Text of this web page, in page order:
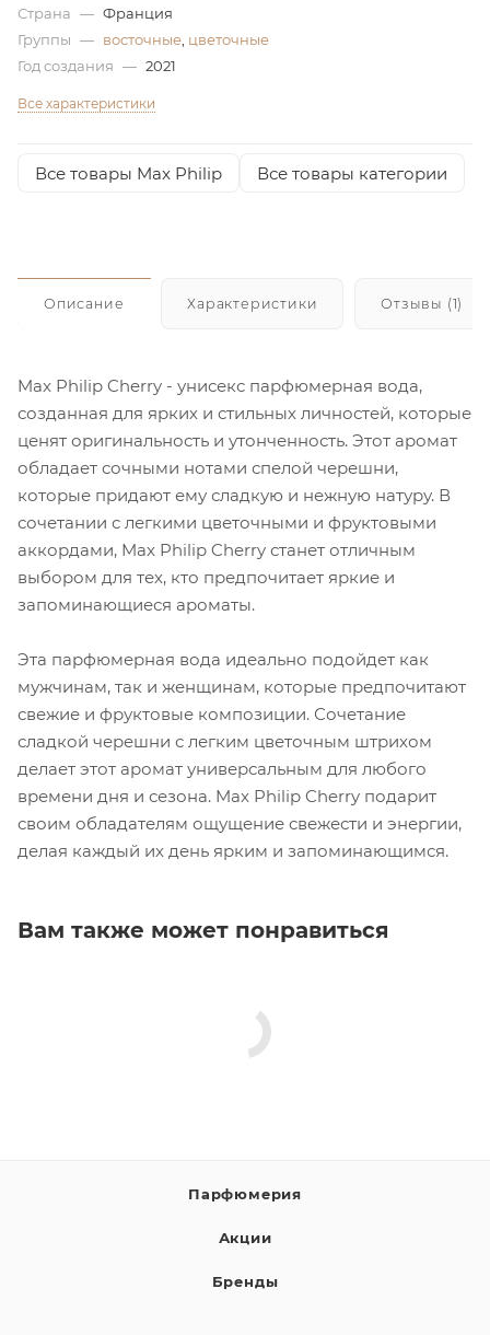
Страна — Франция
Группы — восточные цветочные
Год создания — 2021
Все характеристики
Все товары Max Philip Все товары категории
Описание Характеристики Отзывы (1)
Max Philip Cherry - унисекс парфюмерная вода,
созданная для ярких и стильных личностей, которые
ценят оригинальность и утонченность. Этот аромат
обладает сочными нотами спелой черешни,
которые придают ему сладкую и нежную натуру. В
сочетании с легкими цветочными и фруктовыми
аккордами, Max Philip Cherry станет отличным
выбором для тех, кто предпочитает яркие и
запоминающиеся ароматы.
Эта парфюмерная вода идеально подойдет как
мужчинам, так и женщинам, которые предпочитают
свежие и фруктовые композиции. Сочетание
сладкой черешни с легким цветочным штрихом
делает этот аромат универсальным для любого
времени дня и сезона. Max Philip Cherry подарит
своим обладателям ощущение свежести и энергии,
делая каждый их день ярким и запоминающимся.
Вам также может понравиться
Парфюмерия
Акции
Бренды